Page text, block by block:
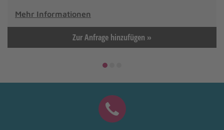
Mehr Informationen
Zur Anfrage hinzufügen »
1